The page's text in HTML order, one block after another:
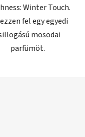
Winter Touch.
fel egy egyedi
mosodai
parfümöt.